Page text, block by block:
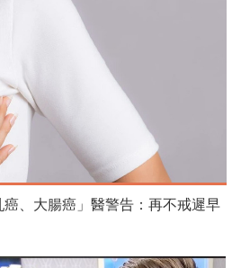
、大腸癌」醫警告：再不戒遲早